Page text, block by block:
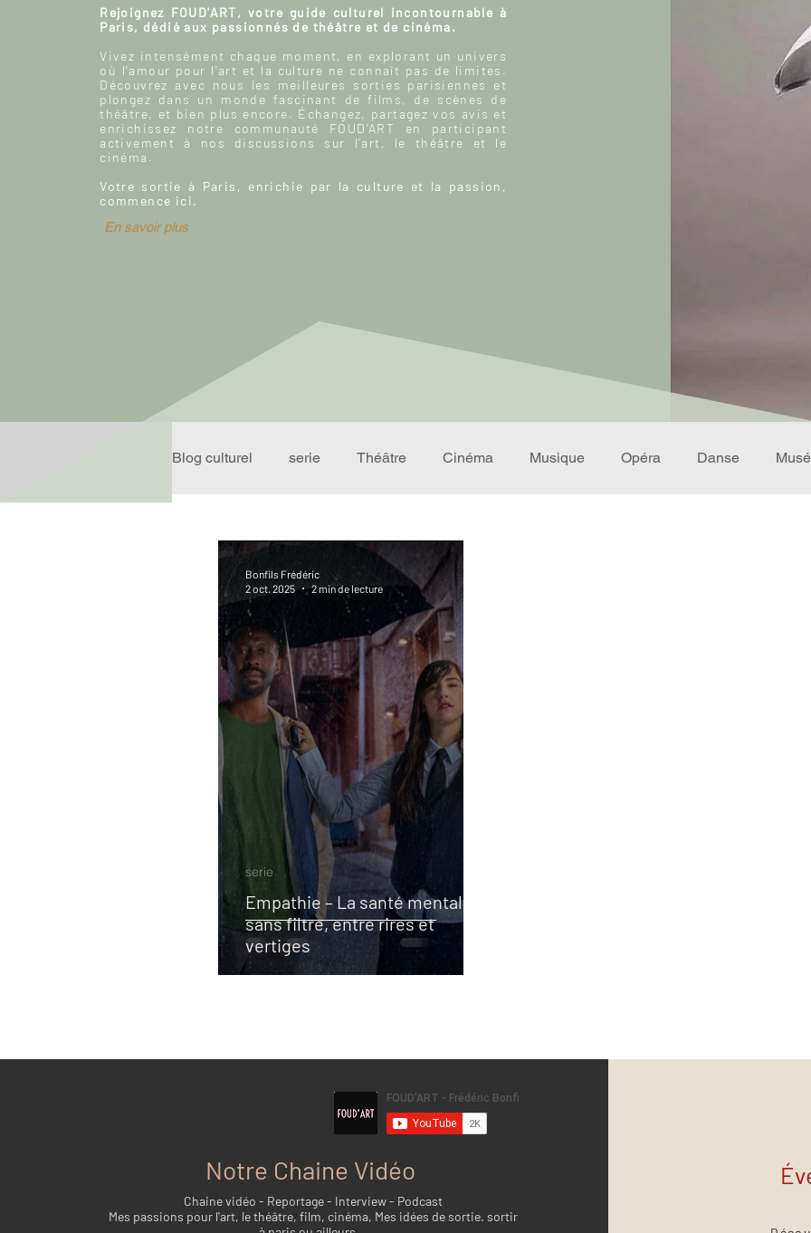
Rejoignez FOUD'ART, votre guide culturel incontournable à
Paris, dédié aux passionnés de théâtre et de cinéma.
Vivez intensément chaque moment, en explorant un univers
où l'amour pour l'art et la culture ne connaît pas de limites.
Découvrez avec nous les meilleures sorties parisiennes et
plongez dans un monde fascinant de films, de scènes de
théâtre, et bien plus encore. Échangez, partagez vos avis et
enrichissez notre communauté FOUD'ART en participant
activement à nos discussions sur l’art, le théâtre et le
cinéma.
Votre sortie à Paris, enrichie par la culture et la passion,
commence ici.
En savoir plus
Blog culturel serie Théâtre Cinéma Musique Opéra Danse
Performance Rire Récompense
Événement Validé par Romane. Spécial Famille
Offre spéciale Annuaire Théâtre - Musée
Empathie – La santé mentale
sans filtre, entre rires et
vertiges
serie
Bonfils Frédéric
2 oct. 2025
2 min de lecture
Notre Chaine Vidéo
Chaine vidéo - Reportage - Interview - Podcast
Mes passions pour l'art, le théâtre, film, cinéma, Mes idées de sortie. sortir